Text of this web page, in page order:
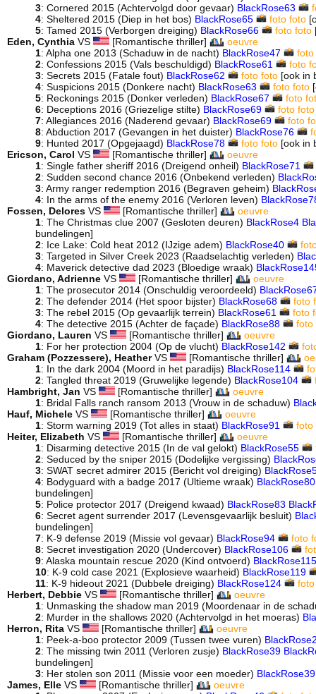
3: Cornered 2015 (Achtervolgd door gevaar) BlackRose63
4: Sheltered 2015 (Diep in het bos) BlackRose65 foto foto
5: Tamed 2015 (Verborgen dreiging) BlackRose66 foto foto
Eden, Cynthia VS [Romantische thriller]
oeuvre
1: Alpha one 2013 (Schaduw in de nacht) BlackRose47
foto
2: Confessions 2015 (Vals beschuldigd) BlackRose61 foto
3: Secrets 2015 (Fatale fout) BlackRose62 foto foto[ook in
4: Suspicions 2015 (Donkere nacht) BlackRose63 foto foto
5: Reckonings 2015 (Donker verleden) BlackRose67 foto
6: Deceptions 2016 (Griezelige stilte) BlackRose69 foto foto
7: Allegiances 2016 (Naderend gevaar) BlackRose69 foto
8: Abduction 2017 (Gevangen in het duister) BlackRose76
9: Hunted 2017 (Opgejaagd) BlackRose78 foto foto[ook in
Ericson, Carol VS [Romantische thriller]
oeuvre
1: Single father sheriff 2016 (Dreigend onheil) BlackRose71
2: Sudden second chance 2016 (Onbekend verleden)
3: Army ranger redemption 2016 (Begraven geheim)
4: In the arms of the enemy 2016 (Verloren leven)
Fossen, Delores VS [Romantische thriller]
oeuvre
1: The Christmas clue 2007 (Gesloten deuren) BlackRose4
bundelingen]
2: Ice Lake: Cold heat 2012 (IJzige adem) BlackRose40
3: Targeted in Silver Creek 2023 (Raadselachtig verleden)
4: Maverick detective dad 2023 (Bloedige wraak)
Giordano, Adrienne VS [Romantische thriller]
oeuvre
1: The prosecutor 2014 (Onschuldig veroordeeld)
2: The defender 2014 (Het spoor bijster) BlackRose68 foto
3: The rebel 2015 (Op gevaarlijk terrein) BlackRose61 foto
4: The detective 2015 (Achter de façade) BlackRose88 foto
Giordano, Lauren VS [Romantische thriller]
oeuvre
1: For her protection 2004 (Op de vlucht) BlackRose142
Graham (Pozzessere), HeatherVS [Romantische thriller]
1: In the dark 2004 (Moord in het paradijs) BlackRose114
2: Tangled threat 2019 (Gruwelijke legende) BlackRose104
Hambright, Jan VS [Romantische thriller]
oeuvre
1: Bridal Falls ranch ransom 2013 (Vrouw in de schaduw)
Hauf, Michele VS [Romantische thriller]
oeuvre
1: Storm warning 2019 (Tot alles in staat) BlackRose91 foto
Heiter, Elizabeth VS [Romantische thriller]
oeuvre
1: Disarming detective 2015 (In de val gelokt) BlackRose55
2: Seduced by the sniper 2015 (Dodelijke vergissing)
3: SWAT secret admirer 2015 (Bericht vol dreiging)
4: Bodyguard with a badge 2017 (Ultieme wraak) BlackRose80
bundelingen]
5: Police protector 2017 (Dreigend kwaad) BlackRose83
6: Secret agent surrender 2017 (Levensgevaarlijk besluit)
bundelingen]
7: K-9 defense 2019 (Missie vol gevaar) BlackRose94 foto
8: Secret investigation 2020 (Undercover) BlackRose106
9: Alaska mountain rescue 2020 (Kind ontvoerd) BlackRose115
10: K-9 cold case 2021 (Explosieve waarheid) BlackRose119
11: K-9 hideout 2021 (Dubbele dreiging) BlackRose124
foto
Herbert, Debbie VS [Romantische thriller]
oeuvre
1: Unmasking the shadow man 2019 (Moordenaar in de
2: Murder in the shallows 2020 (Achtervolgd in het moeras)
Herron, Rita VS [Romantische thriller]
oeuvre
1: Peek-a-boo protector 2009 (Tussen twee vuren)
2: The missing twin 2011 (Verloren zusje) BlackRose39
bundelingen]
3: Her stolen son 2011 (Missie voor een moeder) BlackRose39
James, Elle VS [Romantische thriller]
oeuvre